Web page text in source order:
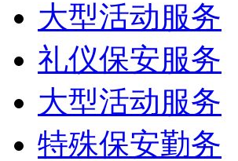
大型活动服务
礼仪保安服务
大型活动服务
特殊保安勤务